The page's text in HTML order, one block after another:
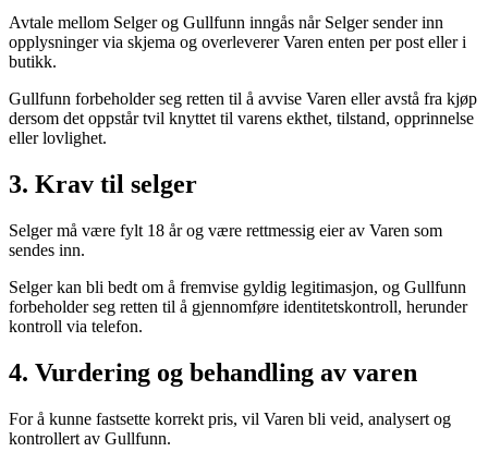
Avtale mellom Selger og Gullfunn inngås når Selger sender inn
opplysninger via skjema og overleverer Varen enten per post eller i
butikk.
Gullfunn forbeholder seg retten til å avvise Varen eller avstå fra kjøp
dersom det oppstår tvil knyttet til varens ekthet, tilstand, opprinnelse
eller lovlighet.
3. Krav til selger
Selger må være fylt 18 år og være rettmessig eier av Varen som
sendes inn.
Selger kan bli bedt om å fremvise gyldig legitimasjon, og Gullfunn
forbeholder seg retten til å gjennomføre identitetskontroll, herunder
kontroll via telefon.
4. Vurdering og behandling av varen
For å kunne fastsette korrekt pris, vil Varen bli veid, analysert og
kontrollert av Gullfunn.